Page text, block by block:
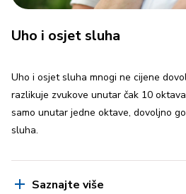
Uho i osjet sluha
Uho i osjet sluha mnogi ne cijene
razlikuje zvukove unutar čak 10
samo unutar jedne oktave, dovoljno
sluha.
Saznajte više